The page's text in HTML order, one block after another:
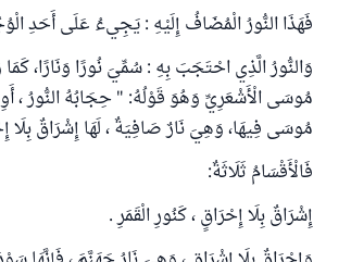
فَهَذَا النُّورُ الْمُضَافُ إِلَيْهِ : يَجِيءُ عَلَى أَحَدِ
وَالنُّورُ الَّذِي احْتَجَبَ بِهِ : سُمِّيَ نُورًا وَنَارًا،
مُوسَى الْأَشْعَرِيِّ وَهُوَ قَوْلُهُ: " حِجَابُهُ النُّورُ ، أَوِ
مُوسَى فِيهَا، وَهِيَ نَارٌ صَافِيَةٌ ، لَهَا إِشْرَاقٌ بِلَا
فَالْأَقْسَامُ ثَلَاثَةٌ:
إِشْرَاقٌ بِلَا إِحْرَاقٍ ، كَنُورِ الْقَمَرِ .